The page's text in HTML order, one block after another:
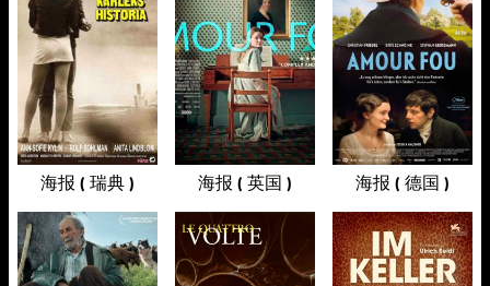
海报 ( 瑞典 ) 海报 ( 英国 ) 海报 ( 德国 )